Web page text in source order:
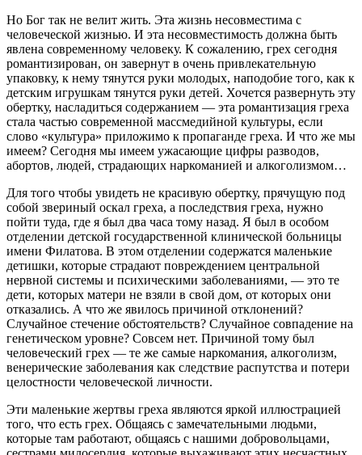
Но Бог так не велит жить. Эта жизнь несовместима с
человеческой жизнью. И эта несовместимость должна быть
явлена современному человеку. К сожалению, грех сегодня
романтизирован, он завернут в очень привлекательную
упаковку, к нему тянутся руки молодых, наподобие того, как к
детским игрушкам тянутся руки детей. Хочется развернуть эту
обертку, насладиться содержанием — эта романтизация греха
стала частью современной массмедийной культуры, если
слово «культура» приложимо к пропаганде греха. И что же мы
имеем? Сегодня мы имеем ужасающие цифры разводов,
абортов, людей, страдающих наркоманией и алкоголизмом…
Для того чтобы увидеть не красивую обертку, прячущую под
собой звериный оскал греха, а последствия греха, нужно
пойти туда, где я был два часа тому назад. Я был в особом
отделении детской государственной клинической больницы
имени Филатова. В этом отделении содержатся маленькие
детишки, которые страдают повреждением центральной
нервной системы и психическими заболеваниями, — это те
дети, которых матери не взяли в свой дом, от которых они
отказались. А что же явилось причиной отклонений?
Случайное стечение обстоятельств? Случайное совпадение на
генетическом уровне? Совсем нет. Причиной тому был
человеческий грех — те же самые наркомания, алкоголизм,
венерические заболевания как следствие распутства и потери
целостности человеческой личности.
Эти маленькие жертвы греха являются яркой иллюстрацией
того, что есть грех. Общаясь с замечательными людьми,
которые там работают, общаясь с нашими добровольцами,